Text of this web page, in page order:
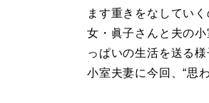
ます重きをなしてい
女・眞子さんと夫の
っぱいの生活を送る
小室夫妻に今回、“思